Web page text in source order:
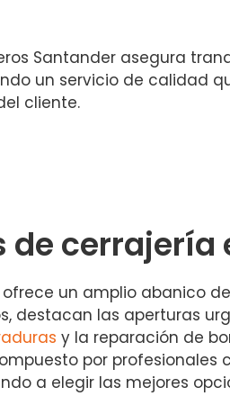
Santander asegura
un servicio de calidad
cliente.
de cerrajería
un amplio abanico
destacan las aperturas
y la reparación de
por
a elegir las mejores